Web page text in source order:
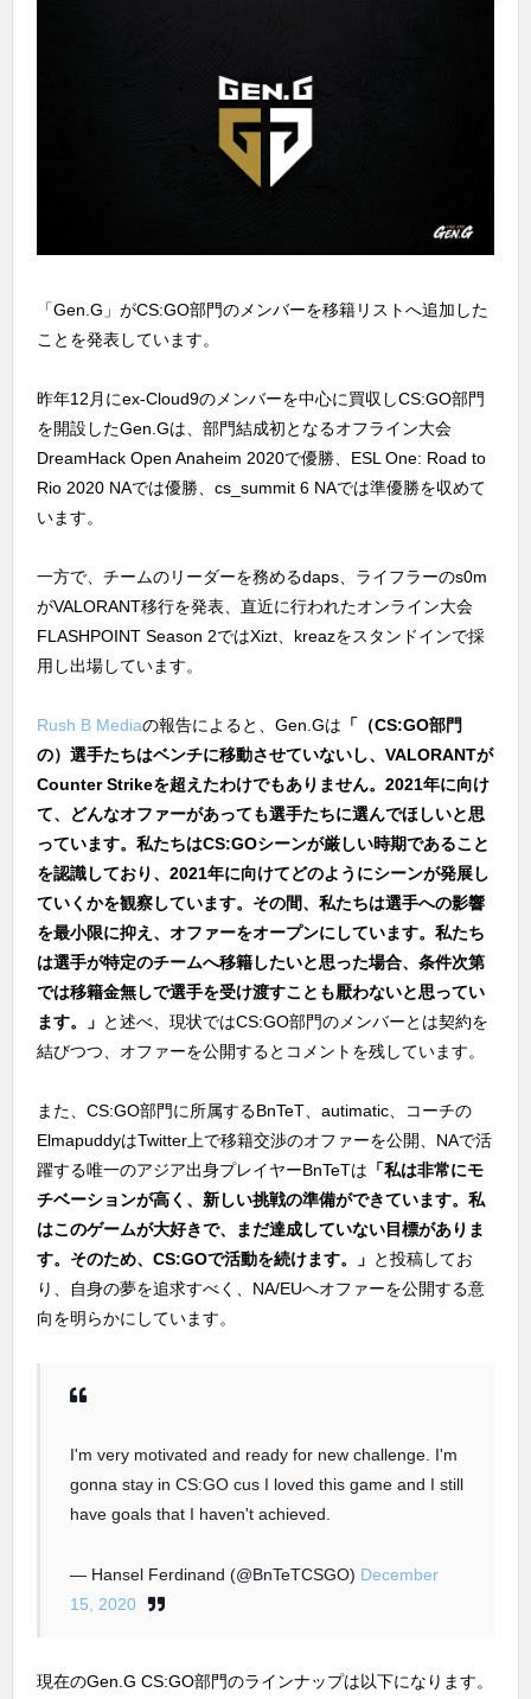
「Gen.G」がCS:GO部門のメンバーを移籍リストへ追加した
ことを発表しています。
昨年12月にex-Cloud9のメンバーを中心に買収しCS:GO部門
を開設したGen.Gは、部門結成初となるオフライン大会
DreamHack Open Anaheim 2020で優勝、ESL One: Road to
Rio 2020 NAでは優勝、cs_summit 6 NAでは準優勝を収めて
います。
一方で、チームのリーダーを務めるdaps、ライフラーのs0m
がVALORANT移行を発表、直近に行われたオンライン大会
FLASHPOINT Season 2ではXizt、kreazをスタンドインで採
用し出場しています。
Rush B Mediaの報告によると、Gen.Gは 「（CS:GO部門
の）選手たちはベンチに移動させていないし、VALORANTが
Counter Strikeを超えたわけでもありません。2021年に向け
て、どんなオファーがあっても選手たちに選んでほしいと思
っています。私たちはCS:GOシーンが厳しい時期であること
を認識しており、2021年に向けてどのようにシーンが発展し
ていくかを観察しています。その間、私たちは選手への影響
を最小限に抑え、オファーをオープンにしています。私たち
は選手が特定のチームへ移籍したいと思った場合、条件次第
では移籍金無しで選手を受け渡すことも厭わないと思ってい
ます。」 と述べ、現状ではCS:GO部門のメンバーとは契約を
結びつつ、オファーを公開するとコメントを残しています。
また、CS:GO部門に所属するBnTeT、autimatic、コーチの
ElmapuddyはTwitter上で移籍交渉のオファーを公開、NAで活
躍する唯一のアジア出身プレイヤーBnTeTは 「私は非常にモ
チベーションが高く、新しい挑戦の準備ができています。私
はこのゲームが大好きで、まだ達成していない目標がありま
す。そのため、CS:GOで活動を続けます。」 と投稿してお
り、自身の夢を追求すべく、NA/EUへオファーを公開する意
向を明らかにしています。
I'm very motivated and ready for new challenge. I'm
gonna stay in CS:GO cus I loved this game and I still
have goals that I haven't achieved.
— Hansel Ferdinand (@BnTeTCSGO) December
15, 2020
現在のGen.G CS:GO部門のラインナップは以下になります。